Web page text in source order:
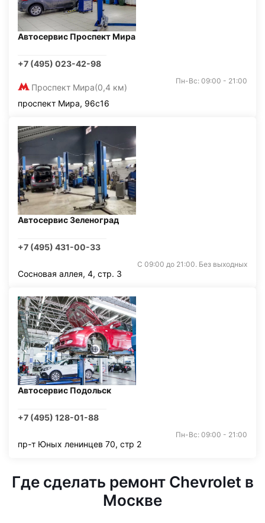
Автосервис Проспект Мира
+7 (495) 023-42-98
Проспект Мира(0,4 км)
Пн-Вс: 09:00 - 21:00
проспект Мира, 96с16
Автосервис Зеленоград
+7 (495) 431-00-33
С 09:00 до 21:00. Без выходных
Сосновая аллея, 4, стр. 3
Автосервис Подольск
+7 (495) 128-01-88
Пн-Вс: 09:00 - 21:00
пр-т Юных ленинцев 70, стр 2
Где сделать ремонт Chevrolet в
Москве